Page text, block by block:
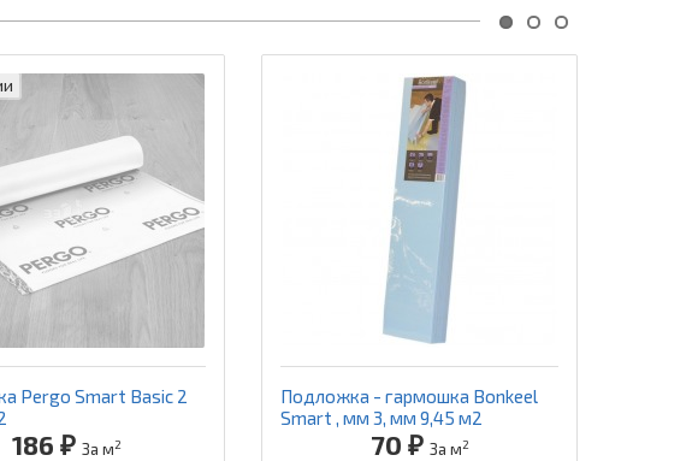
Pergo Smart Basic 2
186 ₽ За м2
Подложка - гармошка Bonkeel
Smart , мм 3, мм 9,45 м2
70 ₽ За м2